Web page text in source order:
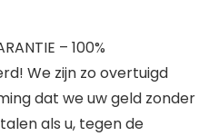
– 100%
We zijn zo overtuigd
dat we uw geld zonder
als u, tegen de